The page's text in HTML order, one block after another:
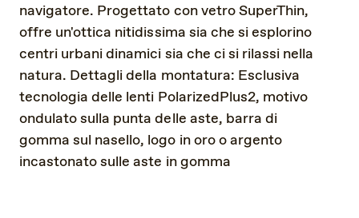
navigatore. Progettato con vetro SuperThin,
offre un'ottica nitidissima sia che si esplorino
centri urbani dinamici sia che ci si rilassi nella
natura. Dettagli della montatura: Esclusiva
tecnologia delle lenti PolarizedPlus2, motivo
ondulato sulla punta delle aste, barra di
gomma sul nasello, logo in oro o argento
incastonato sulle aste in gomma